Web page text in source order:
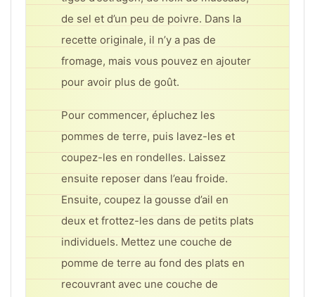
de sel et d’un peu de poivre. Dans la
recette originale, il n’y a pas de
fromage, mais vous pouvez en ajouter
pour avoir plus de goût.
Pour commencer, épluchez les
pommes de terre, puis lavez-les et
coupez-les en rondelles. Laissez
ensuite reposer dans l’eau froide.
Ensuite, coupez la gousse d’ail en
deux et frottez-les dans de petits plats
individuels. Mettez une couche de
pomme de terre au fond des plats en
recouvrant avec une couche de